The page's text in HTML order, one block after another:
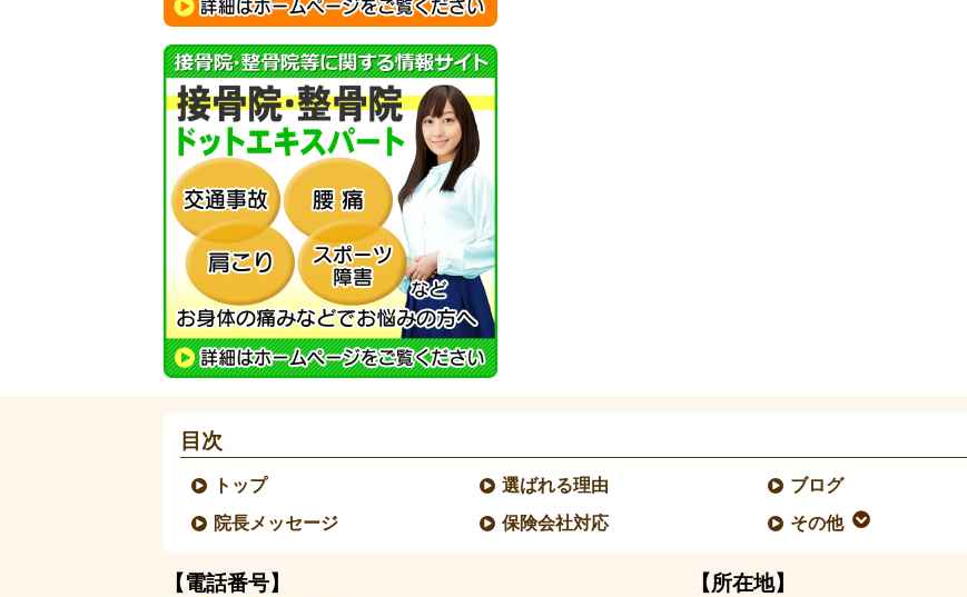
目次
トップ
院長メッセージ
選ばれる理由
保険会社対応
ブログ
その他
【電話番号】 【所在地】